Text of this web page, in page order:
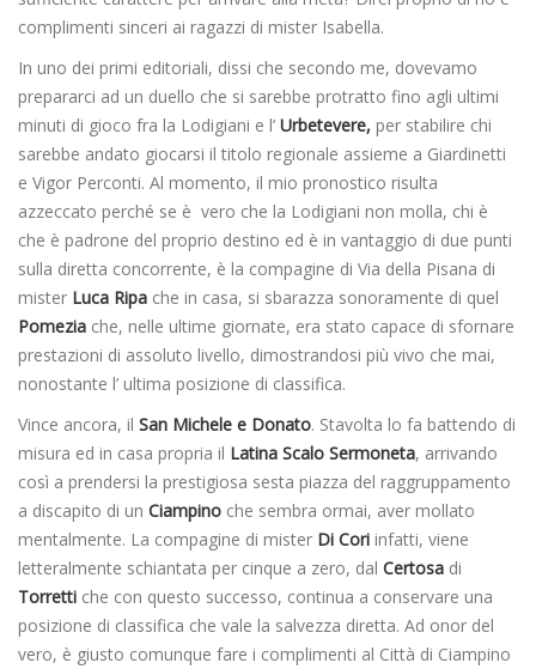
complimenti sinceri ai ragazzi di mister Isabella.
In uno dei primi editoriali, dissi che secondo me, dovevamo
prepararci ad un duello che si sarebbe protratto fino agli ultimi
minuti di gioco fra la Lodigiani e l’ Urbetevere, per stabilire chi
sarebbe andato giocarsi il titolo regionale assieme a Giardinetti
e Vigor Perconti. Al momento, il mio pronostico risulta
azzeccato perché se è vero che la Lodigiani non molla, chi è
che è padrone del proprio destino ed è in vantaggio di due punti
sulla diretta concorrente, è la compagine di Via della Pisana di
mister Luca Ripa che in casa, si sbarazza sonoramente di quel
Pomezia che, nelle ultime giornate, era stato capace di sfornare
prestazioni di assoluto livello, dimostrandosi più vivo che mai,
nonostante l’ ultima posizione di classifica.
Vince ancora, il San Michele e Donato. Stavolta lo fa battendo di
misura ed in casa propria il Latina Scalo Sermoneta, arrivando
così a prendersi la prestigiosa sesta piazza del raggruppamento
a discapito di un Ciampino che sembra ormai, aver mollato
mentalmente. La compagine di mister Di Cori infatti, viene
letteralmente schiantata per cinque a zero, dal Certosa di
Torretti che con questo successo, continua a conservare una
posizione di classifica che vale la salvezza diretta. Ad onor del
vero, è giusto comunque fare i complimenti al Città di Ciampino